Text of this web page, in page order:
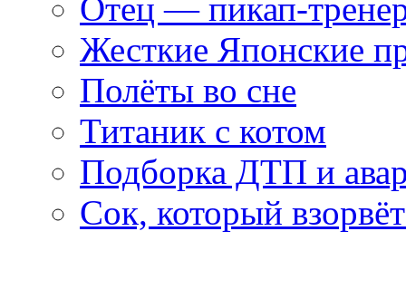
Отец — пикап-
Жесткие Японские
Полёты во сне
Титаник с котом
Подборка ДТП и
Сок, который